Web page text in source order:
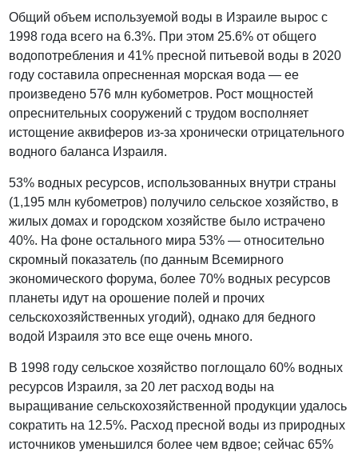
Общий объем используемой воды в Израиле вырос с
1998 года всего на 6.3%. При этом 25.6% от общего
водопотребления и 41% пресной питьевой воды в 2020
году составила опресненная морская вода — ее
произведено 576 млн кубометров. Рост мощностей
опреснительных сооружений с трудом восполняет
истощение аквиферов из-за хронически отрицательного
водного баланса Израиля.
53% водных ресурсов, использованных внутри страны
(1,195 млн кубометров) получило сельское хозяйство, в
жилых домах и городском хозяйстве было истрачено
40%. На фоне остального мира 53% — относительно
скромный показатель (по данным Всемирного
экономического форума, более 70% водных ресурсов
планеты идут на орошение полей и прочих
сельскохозяйственных угодий), однако для бедного
водой Израиля это все еще очень много.
В 1998 году сельское хозяйство поглощало 60% водных
ресурсов Израиля, за 20 лет расход воды на
выращивание сельскохозяйственной продукции удалось
сократить на 12.5%. Расход пресной воды из природных
источников уменьшился более чем вдвое; сейчас 65%